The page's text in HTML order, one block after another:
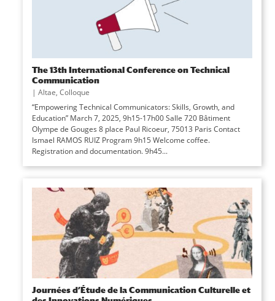
The 13th International Conference on Technical
Communication
| Altae, Colloque
“Empowering Technical Communicators: Skills, Growth, and
Education” March 7, 2025, 9h15-17h00 Salle 720 Bâtiment
Olympe de Gouges 8 place Paul Ricoeur, 75013 Paris Contact
Ismael RAMOS RUIZ Program 9h15 Welcome coffee.
Registration and documentation. 9h45...
Journées d’Étude de la Communication Culturelle et